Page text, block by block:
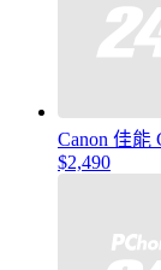
Canon 佳能
$2,490